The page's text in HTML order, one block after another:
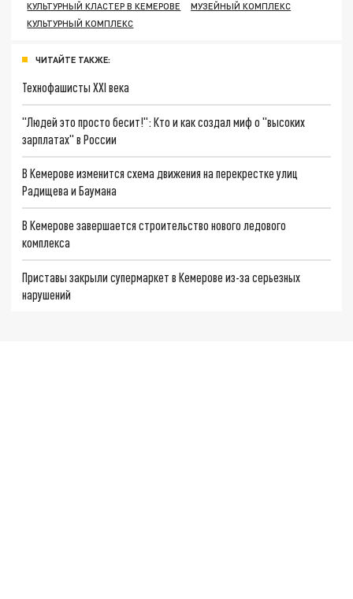
КУЛЬТУРНЫЙ КЛАСТЕР В КЕМЕРОВЕ
МУЗЕЙНЫЙ КОМПЛЕКС
КУЛЬТУРНЫЙ КОМПЛЕКС
ЧИТАЙТЕ ТАКЖЕ:
Технофашисты XXI века
"Людей это просто бесит!": Кто и как создал миф о "высоких
зарплатах" в России
В Кемерове изменится схема движения на перекрестке улиц
Радищева и Баумана
В Кемерове завершается строительство нового ледового
комплекса
Приставы закрыли супермаркет в Кемерове из-за серьезных
нарушений